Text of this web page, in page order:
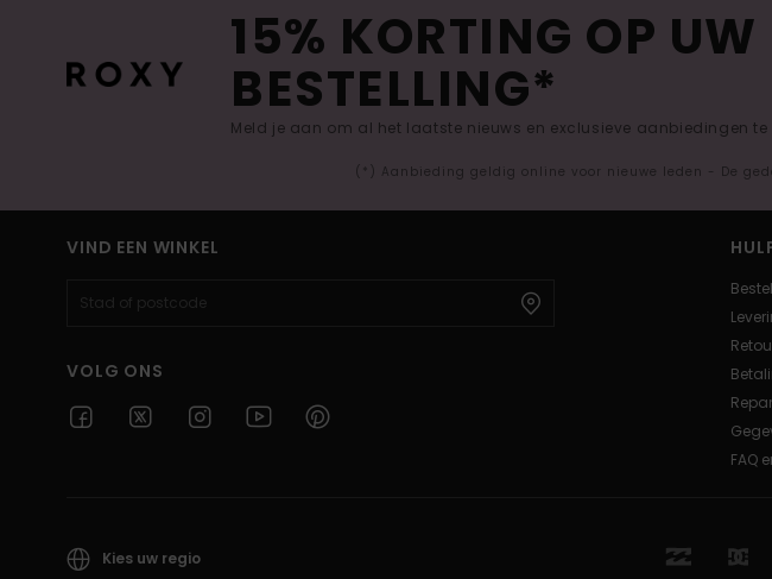
15% KORTING OP UW
BESTELLING*
Meld je aan om al het laatste nieuws en exclusieve aanbiedingen
(*) Aanbieding geldig online voor nieuwe leden - De
VIND EEN WINKEL
VOLG ONS
FAQ
Kies uw regio